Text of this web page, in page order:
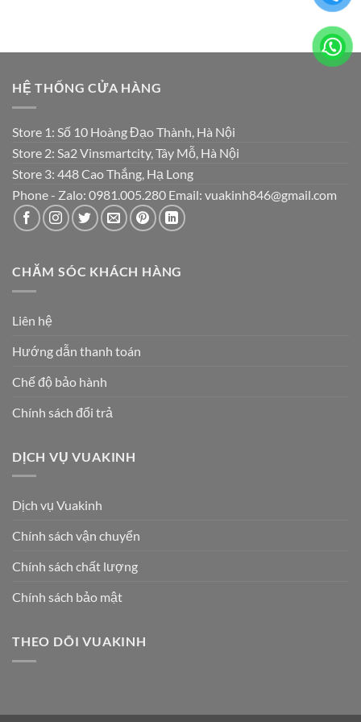
HỆ THỐNG CỬA HÀNG
Store 1: Số 10 Hoàng Đạo Thành, Hà Nội
Store 2: Sa2 Vinsmartcity, Tây Mỗ, Hà Nội
Store 3: 448 Cao Thắng, Hạ Long
Phone - Zalo: 0981.005.280 Email: vuakinh846@gmail.com
CHĂM SÓC KHÁCH HÀNG
Liên hệ
Hướng dẫn thanh toán
Chế độ bảo hành
Chính sách đổi trả
DỊCH VỤ VUAKINH
Dịch vụ Vuakinh
Chính sách vận chuyển
Chính sách chất lượng
Chính sách bảo mật
THEO DÕI VUAKINH